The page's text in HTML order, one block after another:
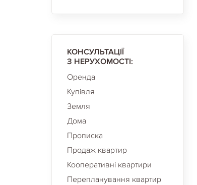
КОНСУЛЬТАЦІЇ
З НЕРУХОМОСТІ:
Оренда
Купівля
Земля
Дома
Прописка
Продаж квартир
Кооперативні квартири
Перепланування квартир